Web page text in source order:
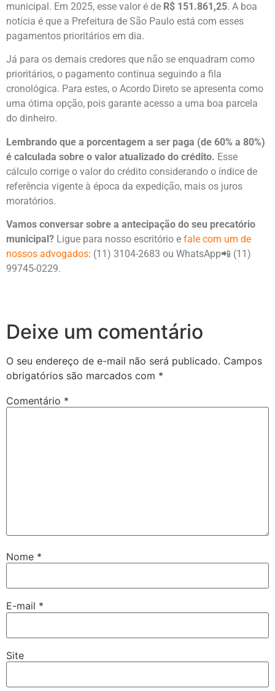
municipal. Em 2025, esse valor é de R$ 151.861,25. A boa
notícia é que a Prefeitura de São Paulo está com esses
pagamentos prioritários em dia.
Já para os demais credores que não se enquadram como
prioritários, o pagamento continua seguindo a fila
cronológica. Para estes, o Acordo Direto se apresenta como
uma ótima opção, pois garante acesso a uma boa parcela
do dinheiro.
Lembrando que a porcentagem a ser paga (de 60% a 80%)
é calculada sobre o valor atualizado do crédito. Esse
cálculo corrige o valor do crédito considerando o índice de
referência vigente à época da expedição, mais os juros
moratórios.
Vamos conversar sobre a antecipação do seu precatório
municipal? Ligue para nosso escritório e fale com um de
nossos advogados: (11) 3104-2683 ou WhatsApp📲 (11)
99745-0229.
Deixe um comentário
O seu endereço de e-mail não será publicado. Campos
obrigatórios são marcados com *
Comentário *
Nome *
E-mail *
Site